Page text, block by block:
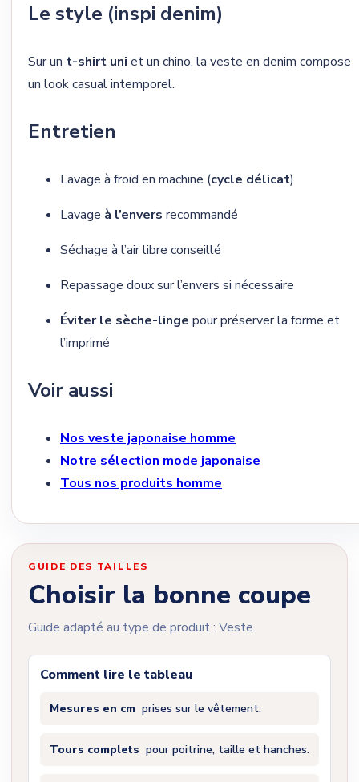
Le style (inspi denim)
Sur un t-shirt uni et un chino, la veste en denim compose
un look casual intemporel.
Entretien
Lavage à froid en machine (cycle délicat)
Lavage à l’envers recommandé
Séchage à l’air libre conseillé
Repassage doux sur l’envers si nécessaire
Éviter le sèche-linge pour préserver la forme et
l’imprimé
Voir aussi
Nos veste japonaise homme
Notre sélection mode japonaise
Tous nos produits homme
GUIDE DES TAILLES
Choisir la bonne coupe
Guide adapté au type de produit : Veste.
Comment lire le tableau
Mesures en cm prises sur le vêtement.
Tours complets pour poitrine, taille et hanches.